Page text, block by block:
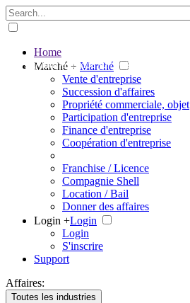
The big marketplace for business
Home
Marché + Marché
Vente d'entreprise
Succession d'affaires
Propriété commerciale, objet
Participation d'entreprise
Finance d'entreprise
Coopération d'entreprise
Franchise / Licence
Compagnie Shell
Location / Bail
Donner des affaires
Login +Login
Login
S'inscrire
Support
Affaires:
Toutes les industries